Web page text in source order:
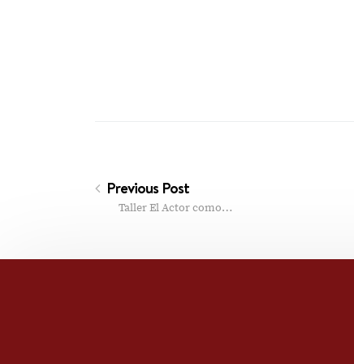
Previous Post
Taller El Actor como…